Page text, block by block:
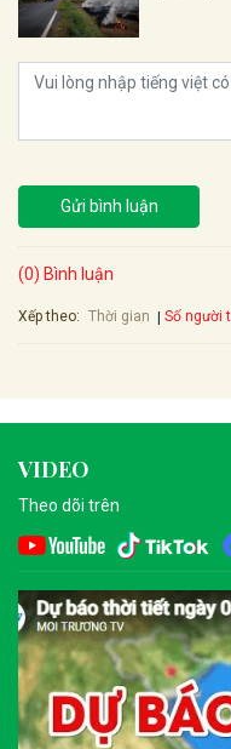
Gửi bình luận
(0) Bình luận
Xếp theo: Thời gian Số người
VIDEO
Theo dõi trên